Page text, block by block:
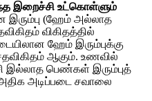
இறைச்சி உட்கொள்ளும்
இரும்பு (ஹேம் அல்லாத
விகிதத்தில்
ஹேம் இரும்புக்கு
ஆகும். உணவில்
இல்லாத பெண்கள் இரும்புத்
அடிப்படை சவாலை